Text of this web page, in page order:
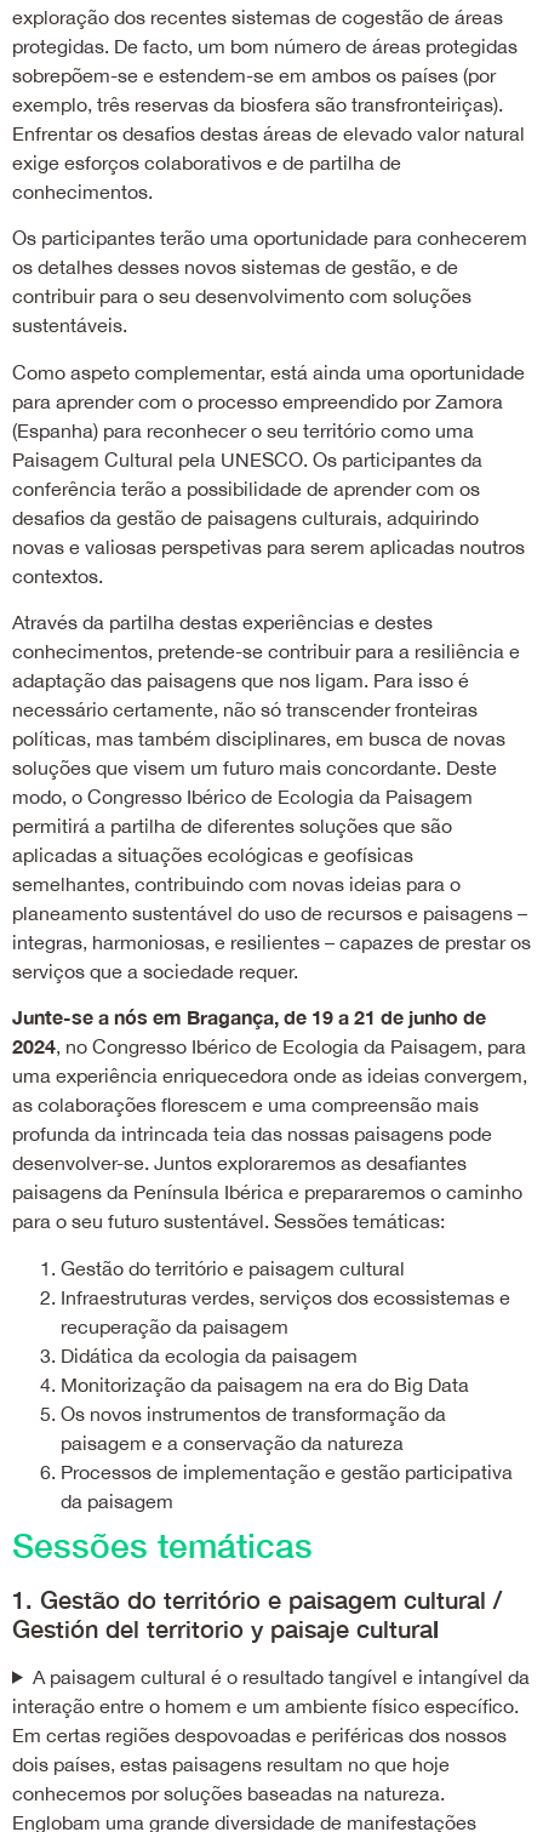
exploração dos recentes sistemas de cogestão de áreas
protegidas. De facto, um bom número de áreas protegidas
sobrepõem-se e estendem-se em ambos os países (por
exemplo, três reservas da biosfera são transfronteiriças).
Enfrentar os desafios destas áreas de elevado valor natural
exige esforços colaborativos e de partilha de
conhecimentos.
Os participantes terão uma oportunidade para conhecerem
os detalhes desses novos sistemas de gestão, e de
contribuir para o seu desenvolvimento com soluções
sustentáveis.
Como aspeto complementar, está ainda uma oportunidade
para aprender com o processo empreendido por Zamora
(Espanha) para reconhecer o seu território como uma
Paisagem Cultural pela UNESCO. Os participantes da
conferência terão a possibilidade de aprender com os
desafios da gestão de paisagens culturais, adquirindo
novas e valiosas perspetivas para serem aplicadas noutros
contextos.
Através da partilha destas experiências e destes
conhecimentos, pretende-se contribuir para a resiliência e
adaptação das paisagens que nos ligam. Para isso é
necessário certamente, não só transcender fronteiras
políticas, mas também disciplinares, em busca de novas
soluções que visem um futuro mais concordante. Deste
modo, o Congresso Ibérico de Ecologia da Paisagem
permitirá a partilha de diferentes soluções que são
aplicadas a situações ecológicas e geofísicas
semelhantes, contribuindo com novas ideias para o
planeamento sustentável do uso de recursos e paisagens –
integras, harmoniosas, e resilientes – capazes de prestar os
serviços que a sociedade requer.
Junte-se a nós em Bragança, de 19 a 21 de junho de
2024, no Congresso Ibérico de Ecologia da Paisagem, para
uma experiência enriquecedora onde as ideias convergem,
as colaborações florescem e uma compreensão mais
profunda da intrincada teia das nossas paisagens pode
desenvolver-se. Juntos exploraremos as desafiantes
paisagens da Península Ibérica e prepararemos o caminho
para o seu futuro sustentável. Sessões temáticas:
Gestão do território e paisagem cultural
Infraestruturas verdes, serviços dos ecossistemas e
recuperação da paisagem
Didática da ecologia da paisagem
Monitorização da paisagem na era do Big Data
Os novos instrumentos de transformação da
paisagem e a conservação da natureza
Processos de implementação e gestão participativa
da paisagem
Sessões temáticas
1. Gestão do território e paisagem cultural /
Gestión del territorio y paisaje cultural
A paisagem cultural é o resultado tangível e intangível da
interação entre o homem e um ambiente físico específico.
Em certas regiões despovoadas e periféricas dos nossos
dois países, estas paisagens resultam no que hoje
conhecemos por soluções baseadas na natureza.
Englobam uma grande diversidade de manifestações